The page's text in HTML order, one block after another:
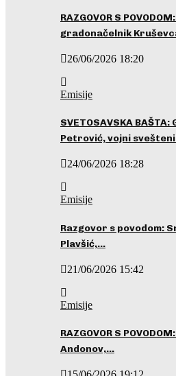
RAZGOVOR S
gradonačelnik
26/06/2026 18:20
Emisije
SVETOSAVSKA
Petrović, vojni
24/06/2026 18:28
Emisije
Razgovor s povodom:
Plavšić,…
21/06/2026 15:42
Emisije
RAZGOVOR S
Andonov,…